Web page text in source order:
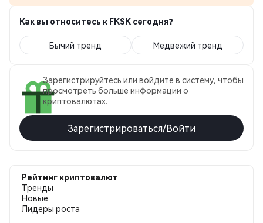
Как вы относитесь к FKSK сегодня?
Бычий тренд Медвежий тренд
Зарегистрируйтесь или войдите в систему, чтобы
просмотреть больше информации о
криптовалютах.
Зарегистрироваться/Войти
Рейтинг криптовалют
Тренды
Новые
Лидеры роста